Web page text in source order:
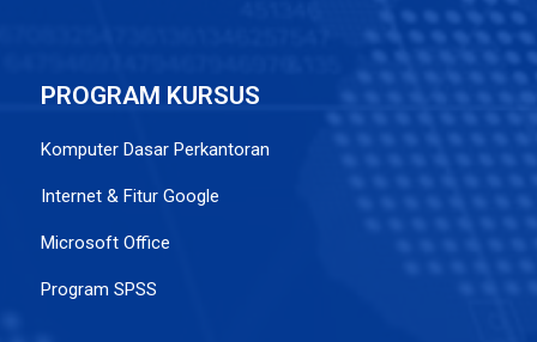
PROGRAM KURSUS
Komputer Dasar Perkantoran
Internet & Fitur Google
Microsoft Office
Program SPSS